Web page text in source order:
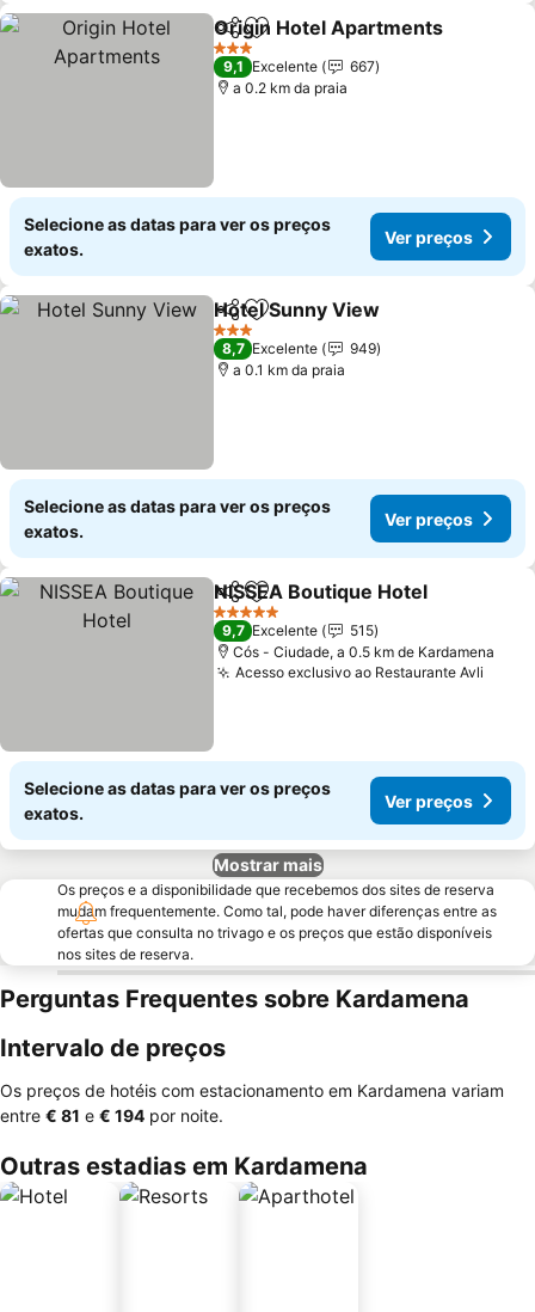
PartilharAdicionar aos favoritos
Origin Hotel Apartments
3 Estrelas
9,1 Excelente
667
a 0.2 km da praia
Selecione as datas para ver os preços
exatos.
Ver preços
PartilharAdicionar aos favoritos
Hotel Sunny View
3 Estrelas
8,7 Excelente
949
a 0.1 km da praia
Selecione as datas para ver os preços
exatos.
Ver preços
PartilharAdicionar aos favoritos
NISSEA Boutique Hotel
5 Estrelas
9,7 Excelente
515
Cós - Ciudade, a 0.5 km de Kardamena
Acesso exclusivo ao Restaurante Avli
Selecione as datas para ver os preços
exatos.
Ver preços
Mostrar mais
Os preços e a disponibilidade que recebemos dos sites de reserva
mudam frequentemente. Como tal, pode haver diferenças entre as
ofertas que consulta no trivago e os preços que estão disponíveis
nos sites de reserva.
Perguntas Frequentes sobre Kardamena
Intervalo de preços
Os preços de hotéis com estacionamento em Kardamena variam
entre ‎€ 81 e ‎€ 194 por noite.
Outras estadias em Kardamena